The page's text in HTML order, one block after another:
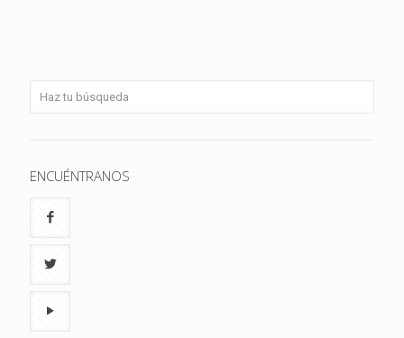
ENCUÉNTRANOS